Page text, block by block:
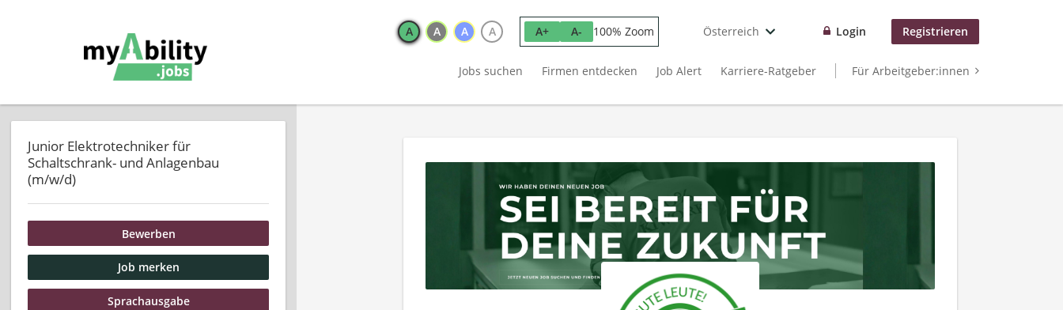
A A A A A+ A- 100% Zoom Österreich Login Registrieren
Jobs suchen Firmen entdecken Job Alert Karriere-Ratgeber Für Arbeitgeber:innen
Junior Elektrotechniker für
Schaltschrank- und Anlagenbau
(m/w/d)
Bewerben
Job merken
Sprachausgabe